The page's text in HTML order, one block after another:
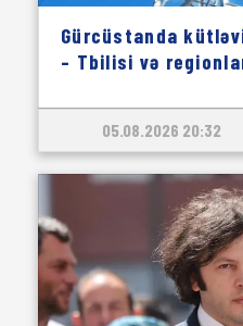
Gürcüstanda
– Tbilisi və
05.08.2026 20:32